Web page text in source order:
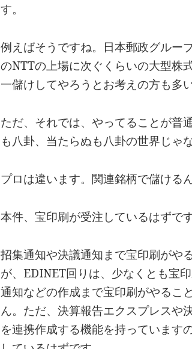
す。
例えばそうですね。日本郵政グルー
のNTTの上場に次ぐくらいの大型株
一儲けしてやろうとお考えの方も多
ただ、それでは、やってることが普
も八卦、当たらぬも八卦の世界じゃ
プロは違います。関連銘柄で儲けるん
本件、宝印刷が受注しているはずです
招集通知や決議通知まで宝印刷がや
が、EDINET回りは、少なくとも宝
通知などの作成まで宝印刷がやるこ
ん。ただ、決算報告エクスプレスや
を連携作成する機能を持っています